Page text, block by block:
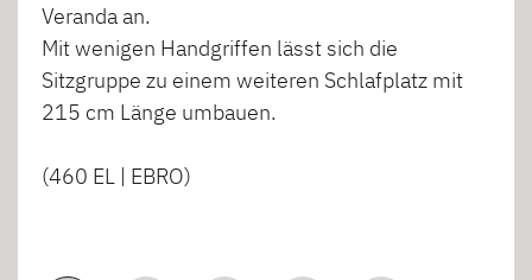
Veranda an.
Mit wenigen Handgriffen lässt sich die
Sitzgruppe zu einem weiteren Schlafplatz mit
215 cm Länge umbauen.
(460 EL | EBRO)